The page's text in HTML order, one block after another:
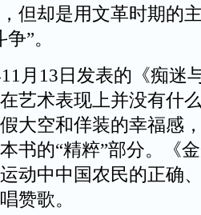
但却是用文革时期的
”。
13日发表的《痴迷
艺术表现上并没有什
大空和佯装的幸福感
书的“精粹”部分。《
动中中国农民的正确
赞歌。